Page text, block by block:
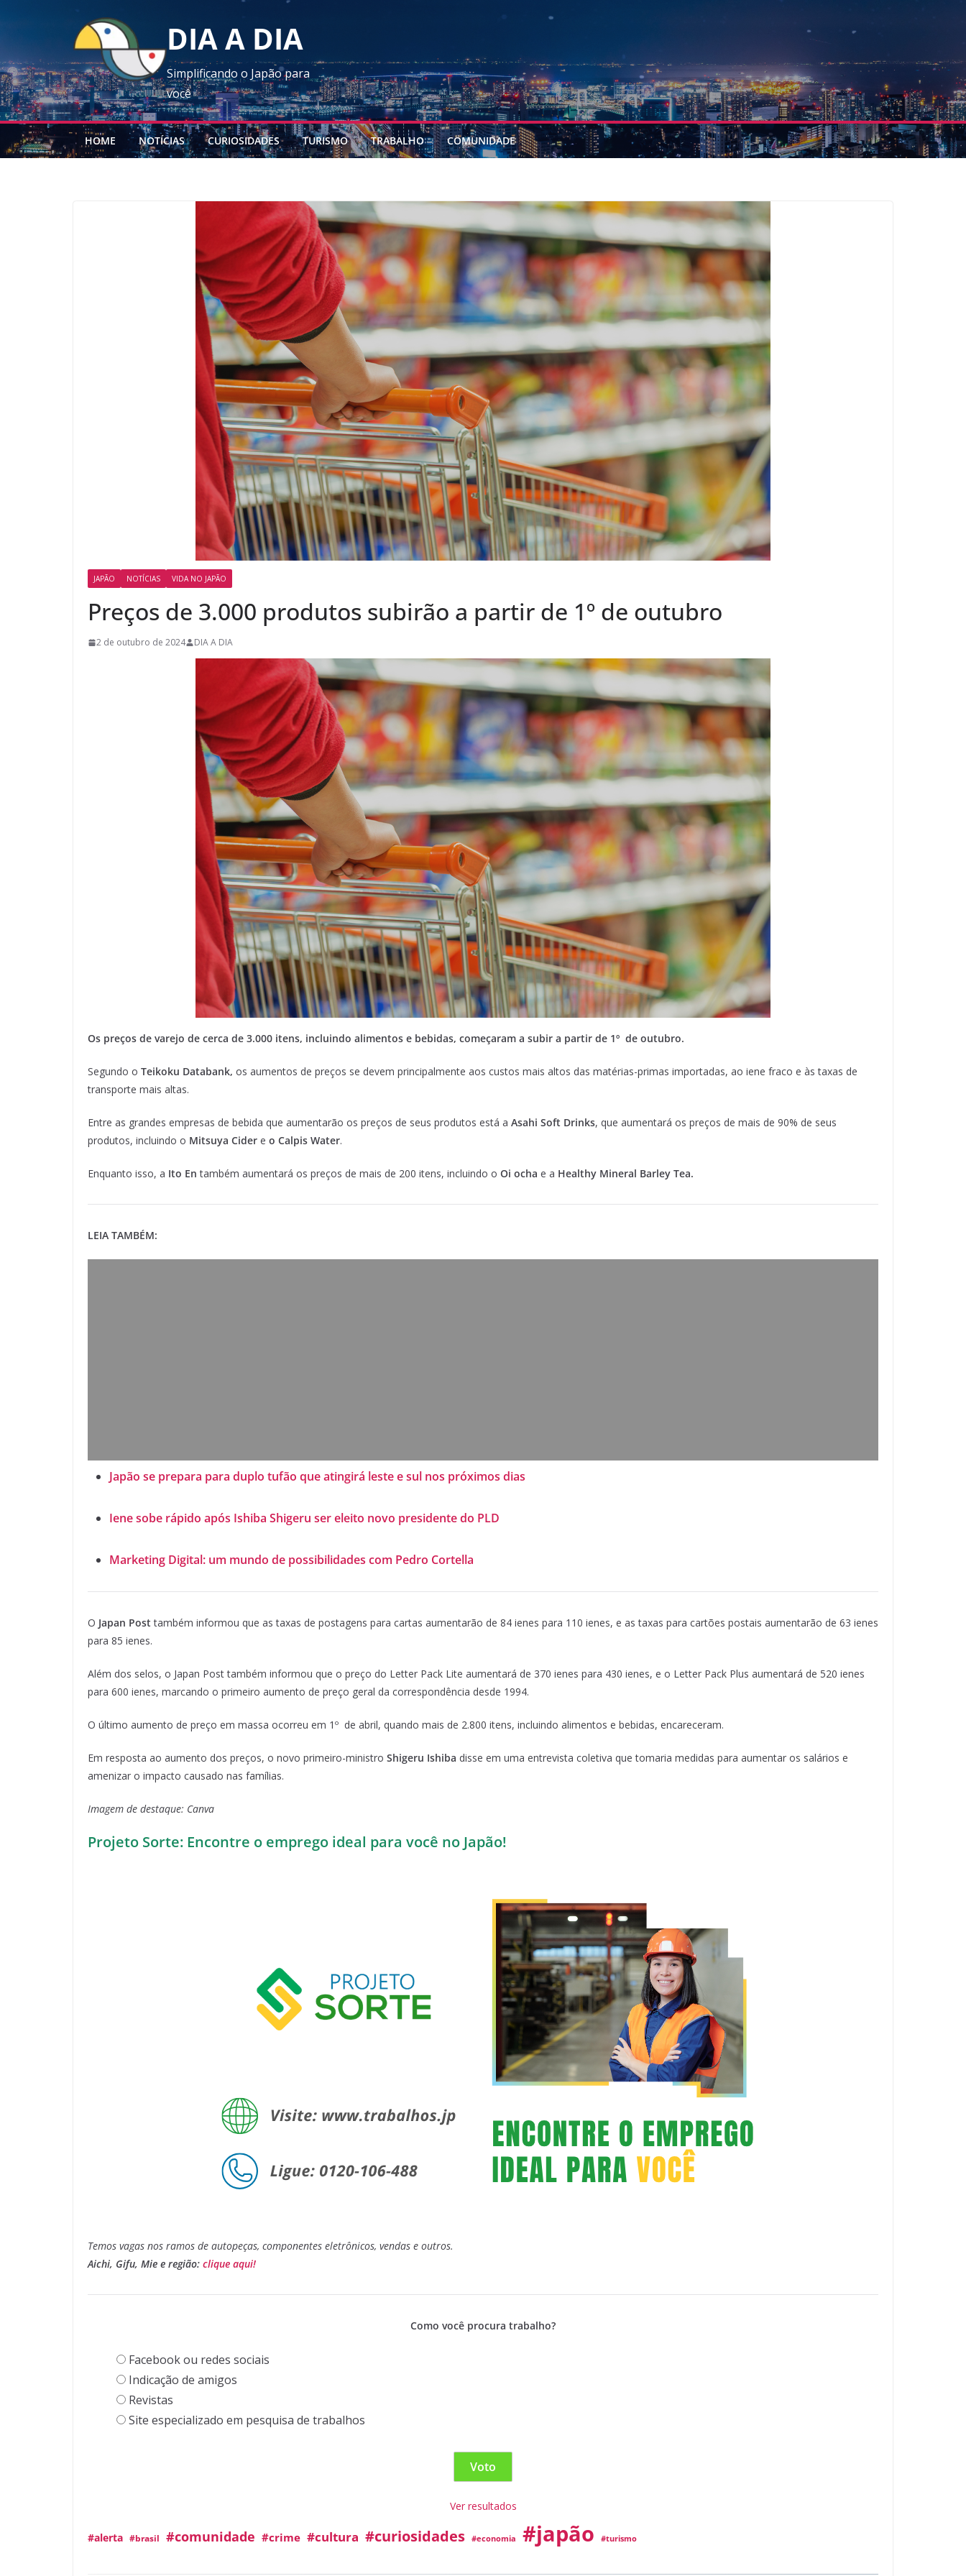
DIA A DIA
Simplificando o Japão para
você
HOME NOTÍCIAS CURIOSIDADES TURISMO TRABALHO COMUNIDADE
JAPÃO NOTÍCIAS VIDA NO JAPÃO
Preços de 3.000 produtos subirão a partir de 1º de outubro
2 de outubro de 2024 DIA A DIA
Os preços de varejo de cerca de 3.000 itens, incluindo alimentos e bebidas, começaram a subir a partir de 1º de outubro.
Segundo o Teikoku Databank, os aumentos de preços se devem principalmente aos custos mais altos das matérias-primas importadas, ao iene fraco e às taxas de
transporte mais altas.
Entre as grandes empresas de bebida que aumentarão os preços de seus produtos está a Asahi Soft Drinks, que aumentará os preços de mais de 90% de seus
produtos, incluindo o Mitsuya Cider e o Calpis Water.
Enquanto isso, a Ito En também aumentará os preços de mais de 200 itens, incluindo o Oi ocha e a Healthy Mineral Barley Tea.
LEIA TAMBÉM:
Japão se prepara para duplo tufão que atingirá leste e sul nos próximos dias
Iene sobe rápido após Ishiba Shigeru ser eleito novo presidente do PLD
Marketing Digital: um mundo de possibilidades com Pedro Cortella
O Japan Posttambém informou que as taxas de postagens para cartas aumentarão de 84 ienes para 110 ienes, e as taxas para cartões postais aumentarão de 63 ienes
para 85 ienes.
Além dos selos, o Japan Post também informou que o preço do Letter Pack Lite aumentará de 370 ienes para 430 ienes, e o Letter Pack Plus aumentará de 520 ienes
para 600 ienes, marcando o primeiro aumento de preço geral da correspondência desde 1994.
O último aumento de preço em massa ocorreu em 1º de abril, quando mais de 2.800 itens, incluindo alimentos e bebidas, encareceram.
Em resposta ao aumento dos preços, o novo primeiro-ministro Shigeru Ishiba disse em uma entrevista coletiva que tomaria medidas para aumentar os salários e
amenizar o impacto causado nas famílias.
Imagem de destaque: Canva
Projeto Sorte: Encontre o emprego ideal para você no Japão!
Temos vagas nos ramos de autopeças, componentes eletrônicos, vendas e outros.
Aichi, Gifu, Mie e região: clique aqui!
Como você procura trabalho?
Facebook ou redes sociais
Indicação de amigos
Revistas
Site especializado em pesquisa de trabalhos
Ver resultados
#alerta #brasil #comunidade #crime #cultura #curiosidades #economia #japão #turismo